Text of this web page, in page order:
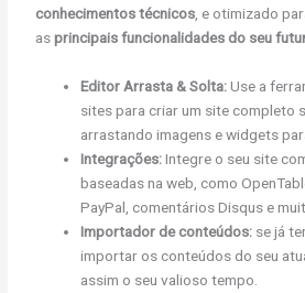
conhecimentos técnicos , e otimizado
asprincipais funcionalidades do seu
Editor Arrasta & Solta:Use a
sites para criar um site completo
arrastando imagens e widgets
Integrações:Integre o seu site
baseadas na web, como
PayPal, comentários Disqus e
Importador de conteúdos: se já
importar os conteúdos do seu
assim o seu valioso tempo.